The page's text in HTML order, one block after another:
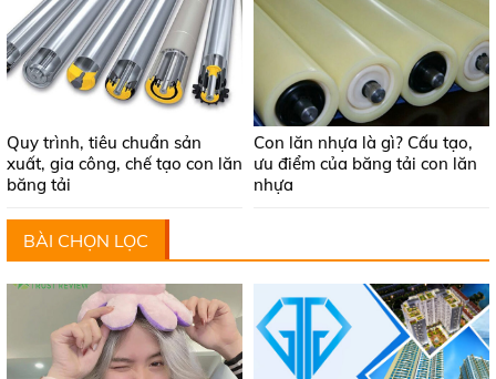
Quy trình, tiêu chuẩn sản
xuất, gia công, chế tạo con lăn
băng tải
Con lăn nhựa là gì? Cấu tạo,
ưu điểm của băng tải con lăn
nhựa
BÀI CHỌN LỌC